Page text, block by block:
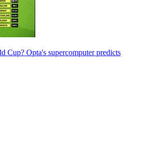
Cup? Opta's supercomputer predicts